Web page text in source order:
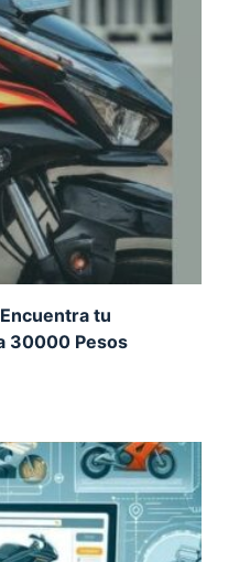
tu
30000 Pesos